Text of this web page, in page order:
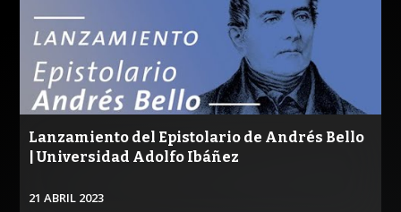
Lanzamiento del Epistolario de Andrés Bello
| Universidad Adolfo Ibáñez
21 ABRIL 2023